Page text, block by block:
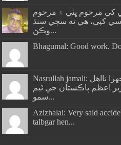
کي مرحوم ڀٽي ۽ مرحوم
کپي، هي ته سڄي سنڌ
وڪڻ...
Bhagumal: Good work.
Nasrullah jamali: گورنر عمران اسماعيل جھڙا نااهل
اعظم پاڪستان جي ٽيم
سمو...
Azizhalai: Very said
talbgar hen...